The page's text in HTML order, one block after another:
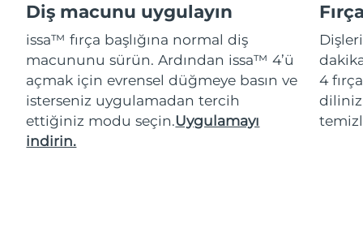
Diş macunu uygulayın
issa™ fırça başlığına normal diş
macununu sürün. Ardından issa™ 4’ü
açmak için evrensel düğmeye basın ve
isterseniz uygulamadan tercih
ettiğiniz modu seçin.Uygulamayı
indirin.
4